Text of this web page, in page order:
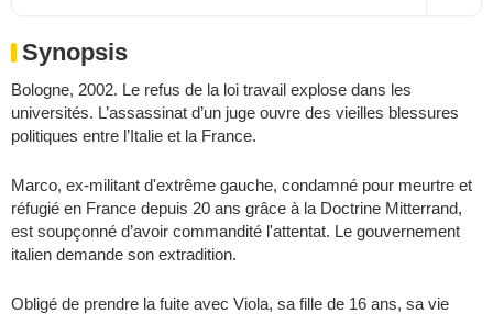
Synopsis
Bologne, 2002. Le refus de la loi travail explose dans les
universités. L’assassinat d’un juge ouvre des vieilles blessures
politiques entre l’Italie et la France.
Marco, ex-militant d'extrême gauche, condamné pour meurtre et
réfugié en France depuis 20 ans grâce à la Doctrine Mitterrand,
est soupçonné d’avoir commandité l'attentat. Le gouvernement
italien demande son extradition.
Obligé de prendre la fuite avec Viola, sa fille de 16 ans, sa vie